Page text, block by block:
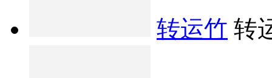
转运竹 转